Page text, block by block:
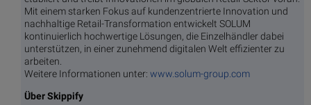
Mit einem starken Fokus auf kundenzentrierte Innovation und
nachhaltige Retail-Transformation entwickelt SOLUM
kontinuierlich hochwertige Lösungen, die Einzelhändler dabei
unterstützen, in einer zunehmend digitalen Welt effizienter zu
arbeiten.
Weitere Informationen unter: www.solum-group.com
Über Skippify